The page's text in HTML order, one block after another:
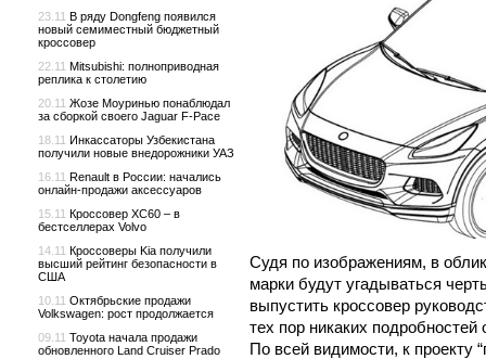
Судя по изображениям, в
марки будут угадываться
выпустить кроссовер
тех пор никаких
По всей видимости, к проекту
23.11 В ряду Dongfeng появился
новый семиместный бюджетный
кроссовер
22.11 Mitsubishi: полноприводная
реплика к столетию
20.11 Жозе Моуринью понаблюдал
за сборкой своего Jaguar F-Pace
18.11 Инкассаторы Узбекистана
получили новые внедорожники УАЗ
16.11 Renault в России: начались
онлайн-продажи аксессуаров
15.11 Кроссовер XC60 – в
бестселлерах Volvo
14.11 Кроссоверы Kia получили
высший рейтинг безопасности в
США
10.11 Октябрьские продажи
Volkswagen: рост продолжается
09.11 Toyota начала продажи
обновленного Land Cruiser Prado